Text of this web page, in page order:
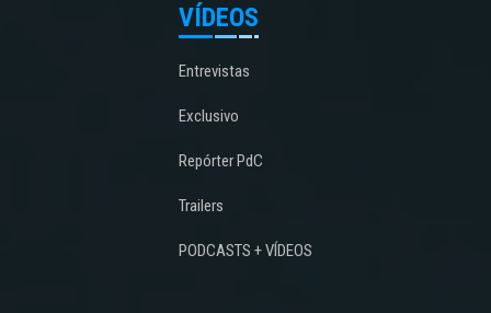
VÍDEOS
Entrevistas
Exclusivo
Repórter PdC
Trailers
PODCASTS + VÍDEOS